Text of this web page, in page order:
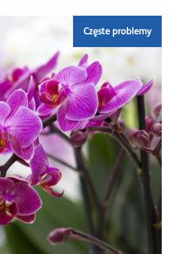
Częste problemy